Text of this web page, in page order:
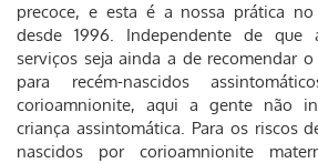
precoce, e esta é a nossa prática no
desde 1996. Independente de
serviços seja ainda a de recomendar
para recém-nascidos
corioamnionite, aqui a gente não
criança assintomática. Para os riscos
nascidos por corioamnionite